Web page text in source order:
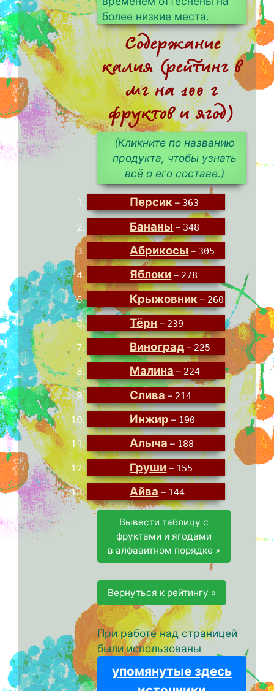
более низкие места.
Содержание
калия (рейтинг в
мг на 100 г
фруктов и ягод)
(Кликните по названию
продукта, чтобы узнать
всё о его составе.)
Персик – 363
Бананы – 348
Абрикосы – 305
Яблоки – 278
Крыжовник – 260
Тёрн – 239
Виноград – 225
Малина – 224
Слива – 214
Инжир – 190
Алыча – 188
Груши – 155
Айва – 144
Вывести таблицу с
фруктами и ягодами
в алфавитном порядке »
Вернуться к рейтингу »
При работе над страницей
были использованы
упомянутые здесь